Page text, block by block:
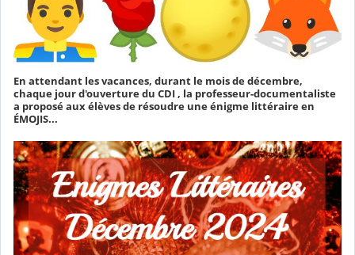
En attendant les vacances, durant le mois de décembre,
chaque jour d'ouverture du CDI , la professeur-documentaliste
a proposé aux élèves de résoudre une énigme littéraire en
ÉMOJIS...